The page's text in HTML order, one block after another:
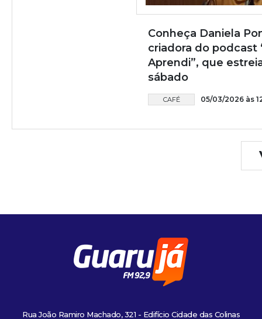
Conheça Daniela
criadora do podcast
Aprendi”, que
sábado
CAFÉ 05/03/2026 às
Rua João Ramiro Machado, 321 - Edifício Cidade das Colinas